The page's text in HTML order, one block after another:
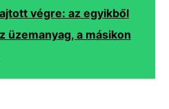
végre: az egyikből
üzemanyag, a másikon